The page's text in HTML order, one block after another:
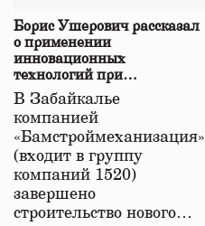
Борис Ушерович рассказал
о применении
инновационных
технологий при
строительстве нового моста
в Забайкалье
В Забайкалье
компанией
«Бамстроймеханизация»
(входит в группу
компаний 1520)
завершено
строительство нового…